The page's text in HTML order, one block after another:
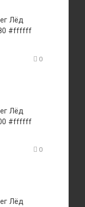
Лёд
#ffffff
0
Лёд
#ffffff
0
Лёд